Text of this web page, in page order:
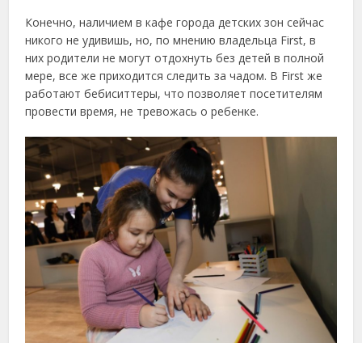
Конечно, наличием в кафе города детских зон сейчас
никого не удивишь, но, по мнению владельца First, в
них родители не могут отдохнуть без детей в полной
мере, все же приходится следить за чадом. В First же
работают бебиситтеры, что позволяет посетителям
провести время, не тревожась о ребенке.